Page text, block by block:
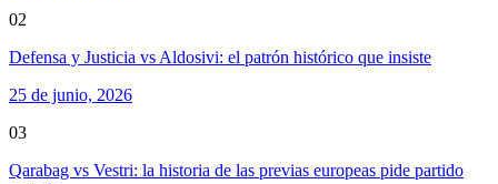
02
Defensa y Justicia vs Aldosivi: el patrón histórico que insiste
25 de junio, 2026
03
Qarabag vs Vestri: la historia de las previas europeas pide partido